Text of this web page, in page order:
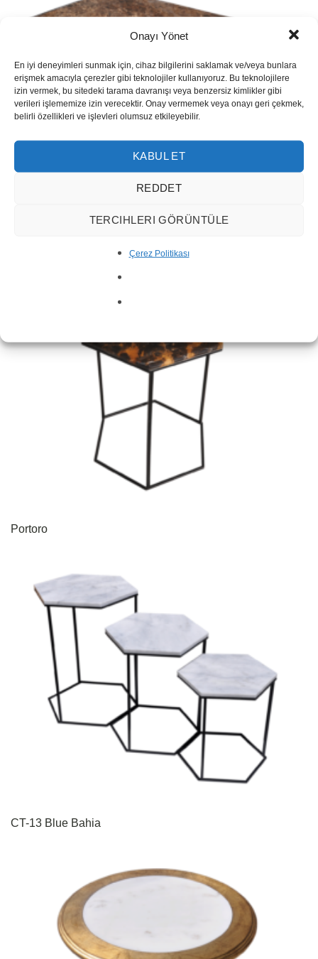
Onayı Yönet
En iyi deneyimleri sunmak için, cihaz bilgilerini saklamak ve/veya bunlara
erişmek amacıyla çerezler gibi teknolojiler kullanıyoruz. Bu teknolojilere
izin vermek, bu sitedeki tarama davranışı veya benzersiz kimlikler gibi
verileri işlememize izin verecektir. Onay vermemek veya onayı geri çekmek,
belirli özellikleri ve işlevleri olumsuz etkileyebilir.
KABUL ET
REDDET
TERCIHLERI GÖRÜNTÜLE
Çerez Politikası
Portoro
CT-13 Blue Bahia